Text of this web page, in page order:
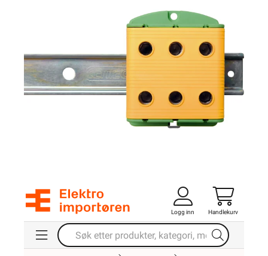
Logg inn Handlekurv